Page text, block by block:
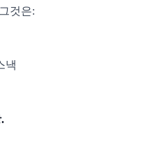
것은:
낵